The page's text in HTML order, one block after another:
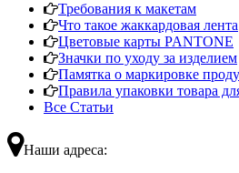
Требования к макетам
Что такое жаккардовая лента
Цветовые карты PANTONE
Значки по уходу за изделием
Памятка о маркировке
Правила упаковки товара
Все Статьи
Наши адреса: